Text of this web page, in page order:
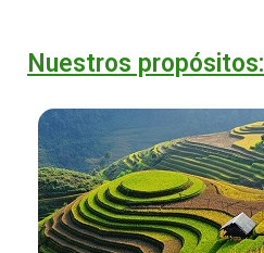
Nuestros propósitos: